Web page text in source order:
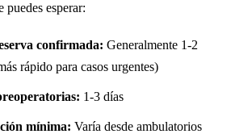
puedes esperar:
confirmada: Generalmente 1-2
rápido para casos urgentes)
1-3 días
mínima: Varía desde ambulatorios